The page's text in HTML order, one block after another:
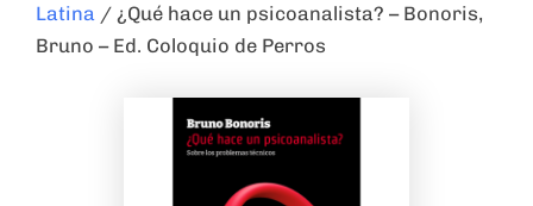
Latina / ¿Qué hace un psicoanalista? – Bonoris,
Bruno – Ed. Coloquio de Perros